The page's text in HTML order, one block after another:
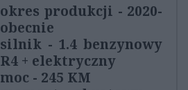
okres produkcji - 2020-
obecnie
silnik - 1.4 benzynowy
R4 + elektryczny
moc - 245 KM